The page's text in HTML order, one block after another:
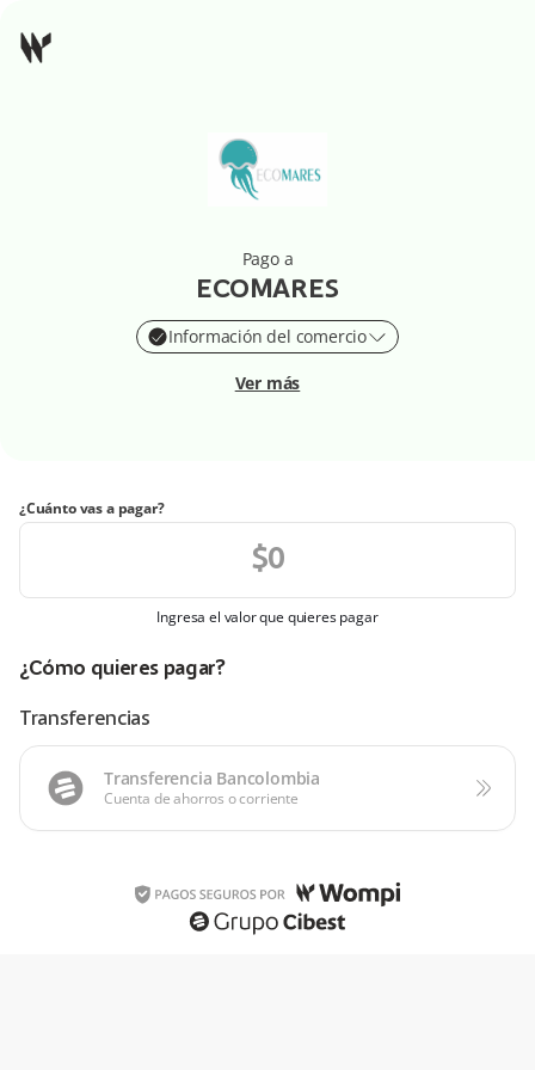
Pago a
ECOMARES
Información del comercio
Ver más
¿Cuánto vas a pagar?
Ingresa el valor que quieres pagar
¿Cómo quieres pagar?
Transferencias
Transferencia Bancolombia
Cuenta de ahorros o corriente